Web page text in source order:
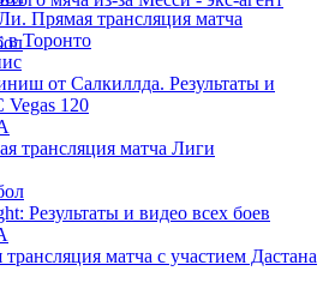
Прямая трансляция матча
в Торонто
от Салкиллда. Результаты и
Vegas 120
трансляция матча Лиги
Результаты и видео всех боев
матча с участием Дастана